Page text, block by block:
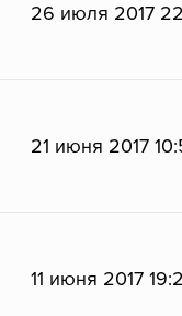
26 июля 2017
21 июня 2017
11 июня 2017